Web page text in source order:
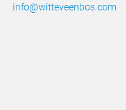
info@witteveenbos.com